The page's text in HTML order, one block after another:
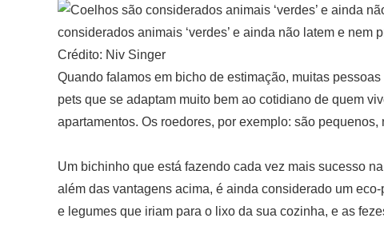
considerados animais ‘verdes’ e ainda não latem e nem
Crédito: Niv Singer
Quando falamos em bicho de estimação, muitas
pets que se adaptam muito bem ao cotidiano de quem
apartamentos. Os roedores, por exemplo: são
Um bichinho que está fazendo cada vez mais sucesso
além das vantagens acima, é ainda considerado um
e legumes que iriam para o lixo da sua cozinha, e as